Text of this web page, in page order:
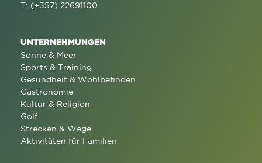
T: (+357) 22691100
UNTERNEHMUNGEN
Sonne & Meer
Sports & Training
Gesundheit & Wohlbefinden
Gastronomie
Kultur & Religion
Golf
Strecken & Wege
Aktivitäten für Familien